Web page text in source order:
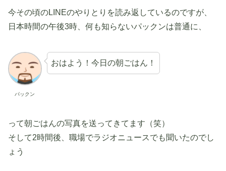
今その頃のLINEのやりとりを読み返しているのですが、
日本時間の午後3時、何も知らないパックンは普通に、
パックン
おはよう！今日の朝ごはん！
って朝ごはんの写真を送ってきてます（笑）
そして2時間後、職場でラジオニュースでも聞いたのでし
ょう